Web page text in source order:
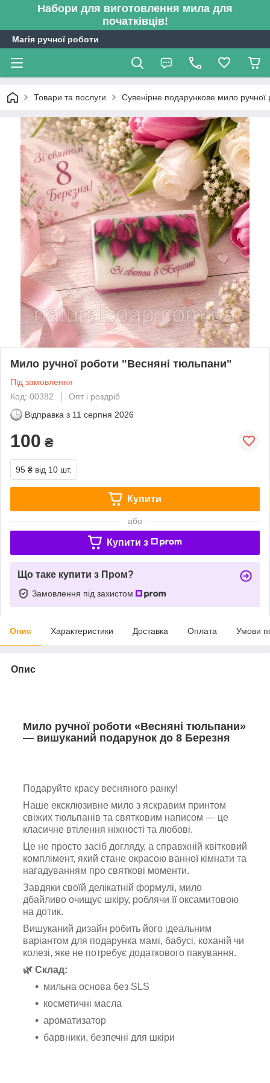
Набори для виготовлення мила для
початківців!
Магія ручної роботи
Товари та послуги Сувенірне подарункове мило ручної
Мило ручної роботи "Весняні тюльпани"
Під замовлення
Код: 00382
Опт і роздріб
Відправка з 11 серпня 2026
100 ₴
95 ₴ від 10 шт.
Купити
або
Купити з
Що таке купити з Пром?
Замовлення під захистом
Опис Характеристики Доставка Оплата Умови
Опис
Мило ручної роботи «Весняні тюльпани»
— вишуканий подарунок до 8 Березня
Подаруйте красу весняного ранку!
Наше ексклюзивне мило з яскравим принтом
свіжих тюльпанів та святковим написом — це
класичне втілення ніжності та любові.
Це не просто засіб догляду, а справжній квітковий
комплімент, який стане окрасою ванної кімнати та
нагадуванням про святкові моменти.
Завдяки своїй делікатній формулі, мило
дбайливо очищує шкіру, роблячи її оксамитовою
на дотик.
Вишуканий дизайн робить його ідеальним
варіантом для подарунка мамі, бабусі, коханій чи
колезі, яке не потребує додаткового пакування.
🌿 Склад:
мильна основа без SLS
косметичні масла
ароматизатор
барвники, безпечні для шкіри